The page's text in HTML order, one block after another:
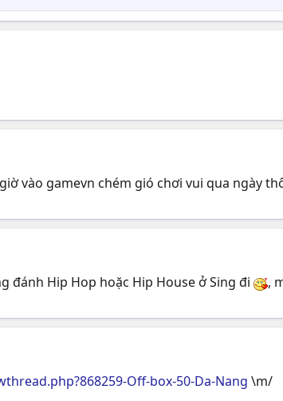
vào gamevn chém gió chơi vui qua ngày
đánh Hip Hop hoặc Hip House ở Sing đi ,
Off-box-50-Da-Nang \m/